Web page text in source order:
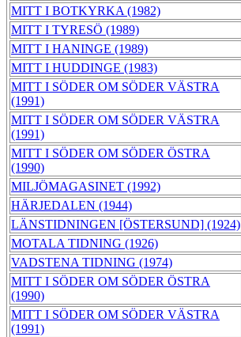
MITT I BOTKYRKA (1982)
MITT I TYRESÖ (1989)
MITT I HANINGE (1989)
MITT I HUDDINGE (1983)
MITT I SÖDER OM SÖDER VÄSTRA
(1991)
MITT I SÖDER OM SÖDER VÄSTRA
(1991)
MITT I SÖDER OM SÖDER ÖSTRA
(1990)
MILJÖMAGASINET (1992)
HÄRJEDALEN (1944)
LÄNSTIDNINGEN [ÖSTERSUND] (1924)
MOTALA TIDNING (1926)
VADSTENA TIDNING (1974)
MITT I SÖDER OM SÖDER ÖSTRA
(1990)
MITT I SÖDER OM SÖDER VÄSTRA
(1991)